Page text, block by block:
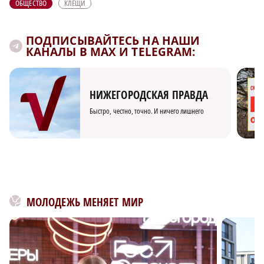
ОБЩЕСТВО КЛЕЩИ
ПОДПИСЫВАЙТЕСЬ НА НАШИ
КАНАЛЫ В MAX И TELEGRAM:
НИЖЕГОРОДСКАЯ ПРАВДА
Быстро, честно, точно. И ничего лишнего
МОЛОДЕЖЬ МЕНЯЕТ МИР